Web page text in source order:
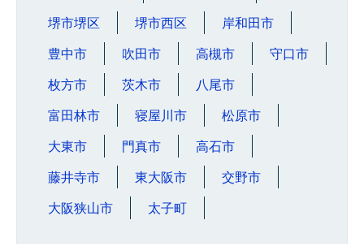
堺市堺区 堺市西区 岸和田市
豊中市 吹田市 高槻市 守口市
枚方市 茨木市 八尾市
富田林市 寝屋川市 松原市
大東市 門真市 高石市
藤井寺市 東大阪市 交野市
大阪狭山市 太子町